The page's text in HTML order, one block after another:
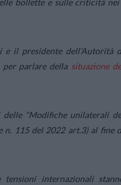
e il presidente dell’Autorità
per parlare della situazione
“Modifiche unilaterali
n. 115 del 2022 art.3) al fine
tensioni internazionali